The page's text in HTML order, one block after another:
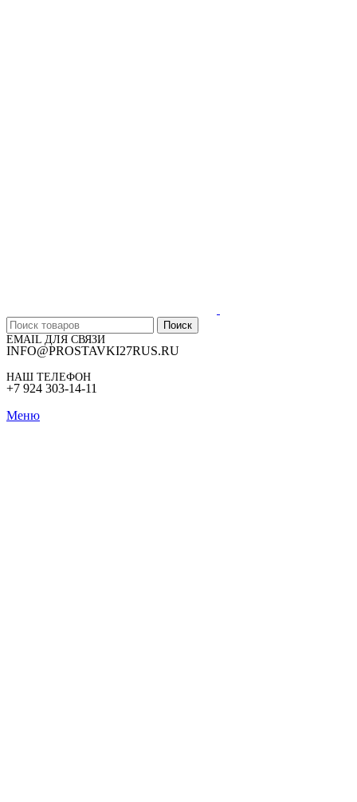
Поиск
EMAIL ДЛЯ СВЯЗИ
INFO@PROSTAVKI27RUS.RU
НАШ ТЕЛЕФОН
+7 924 303-14-11
Меню